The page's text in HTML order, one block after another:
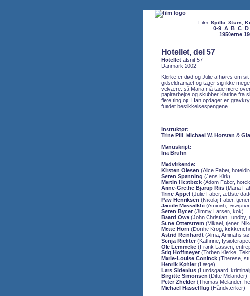
Film: Spille, Stum
0-9 A B C D
1950erne
Hotellet, del 57
Hotellet afsnit 57
Danmark 2002
Klerke er død og Julie afhøres om
gidseldramaet og tager sig ikke
velvære, så Maria må tage mere
papirarbejde og skubber Katrine fra
flere ting op. Han opdager en
fundet bestikkelsespengene.
Instruktør:
Trine Piil Michael W. Horsten &
Manuskript:
Ina Bruhn
Medvirkende:
Kirsten Olesen (Alice Faber,
Søren Spanning (Jens Kirk)
Martin Hestbæk (Adam Faber,
Anne-Grethe Bjarup Riis (Maria
Trine Appel (Julie Faber, ældste
Paw Henriksen (Nikolaj Faber,
Jamile Massalkhi (Aminah,
Søren Byder (Jimmy Larsen, kok)
Baard Owe (John Christian Lundby,
Sune Otterstrøm (Mikael, tjener,
Mette Horn (Dorthe Krog,
Astrid Reinhardt (Alma, Aminahs
Sonja Richter (Kathrine,
Ole Lemmeke (Frank Lassen,
Stig Hoffmeyer (Torben Klerke,
Marie-Louise Coninck (Therese,
Henrik Køhler (Læge)
Lars Sidenius (Lundsgaard,
Birgitte Simonsen (Ditte Melander)
Peter Zhelder (Thomas Melander,
Michael Hasselflug (Håndværker)